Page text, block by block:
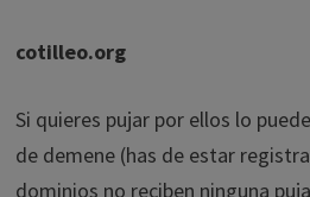
cotilleo.org
Si quieres pujar por ellos lo
de demene (has de estar
dominios no reciben ninguna